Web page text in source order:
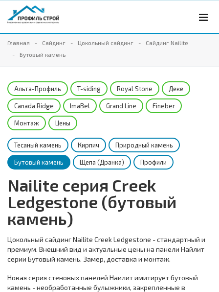
Главная Сайдинг Цокольный сайдинг
Сайдинг Nailite
Бутовый камень
Альта-Профиль T-siding Royal Stone Деке
Canada Ridge ImaBel Grand Line Fineber
Монтаж Цены
Тесаный камень Кирпич Природный камень
Бутовый камень Щепа (Дранка) Профили
Nailite серия Creek
Ledgestone (бутовый
камень)
Цокольный сайдинг Nailite Creek Ledgestone - стандартный и
премиум. Внешний вид и актуальные цены на панели Найлит
серии Бутовый камень. Замер, доставка и монтаж.
Новая серия стеновых панелей Наилит имитирует бутовый
камень - необработанные булыжники, закрепленные в